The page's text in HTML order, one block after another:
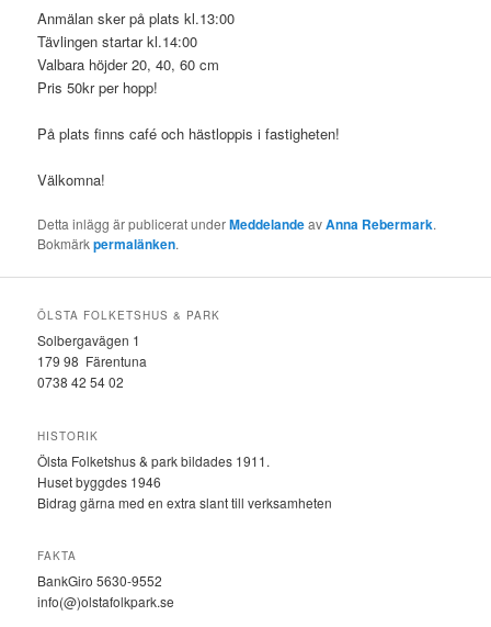
Anmälan sker på plats kl.13:00
Tävlingen startar kl.14:00
Valbara höjder 20, 40, 60 cm
Pris 50kr per hopp!
På plats finns café och hästloppis i fastigheten!
Välkomna!
Detta inlägg är publicerat underMeddelandeavAnna Rebermark.
Bokmärkpermalänken.
ÖLSTA FOLKETSHUS & PARK
Solbergavägen 1
179 98 Färentuna
0738 42 54 02
HISTORIK
Ölsta Folketshus & park bildades 1911.
Huset byggdes 1946
Bidrag gärna med en extra slant till verksamheten
FAKTA
BankGiro 5630-9552
info(@)olstafolkpark.se